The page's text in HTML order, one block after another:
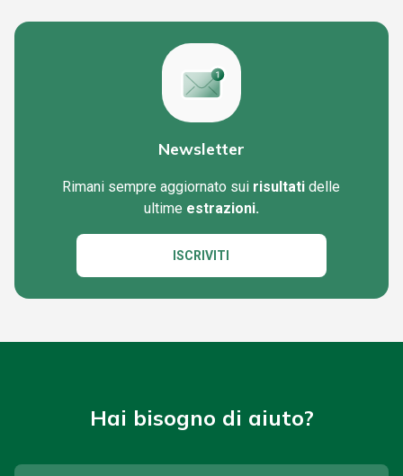
Newsletter
Rimani sempre aggiornato sui risultati delle
ultime estrazioni.
ISCRIVITI
Hai bisogno di aiuto?